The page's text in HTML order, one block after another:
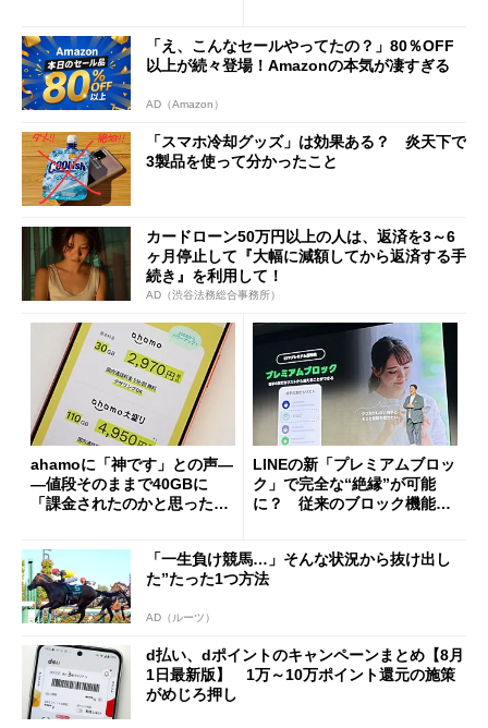
「え、こんなセールやってたの？」80％OFF
以上が続々登場！Amazonの本気が凄すぎる
AD（Amazon）
「スマホ冷却グッズ」は効果ある？ 炎天下で
3製品を使って分かったこと
カードローン50万円以上の人は、返済を3～6
ヶ月停止して『大幅に減額してから返済する手
続き』を利用して！
AD（渋谷法務総合事務所）
ahamoに「神です」との声―
―値段そのままで40GBに
「課金されたのかと思った」
LINEの新「プレミアムブロッ
ク」で完全な“絶縁”が可能
に？ 従来のブロック機能と
「一生負け競馬…」そんな状況から抜け出し
た”たった1つ方法
AD（ルーツ）
d払い、dポイントのキャンペーンまとめ【8月
1日最新版】 1万～10万ポイント還元の施策
がめじろ押し